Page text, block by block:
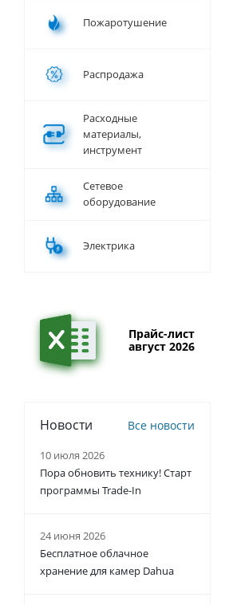
Пожаротушение
Распродажа
Расходные
материалы,
инструмент
Сетевое
оборудование
Электрика
Прайс-лист
август 2026
Новости Все новости
10 июля 2026
Пора обновить технику! Старт
программы Trade-In
24 июня 2026
Бесплатное облачное
хранение для камер Dahua